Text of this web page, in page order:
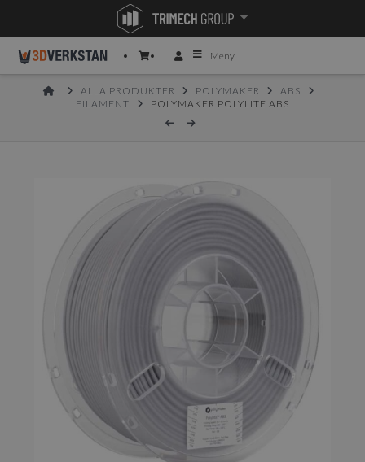
Meny
HOMEALLA PRODUKTER POLYMAKER
ABS
FILAMENT
POLYMAKER POLYLITE ABS